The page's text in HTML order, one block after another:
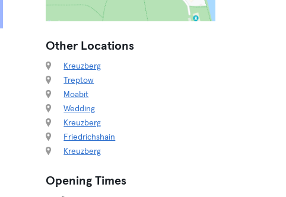
Other Locations
Kreuzberg
Treptow
Moabit
Wedding
Kreuzberg
Friedrichshain
Kreuzberg
Opening Times